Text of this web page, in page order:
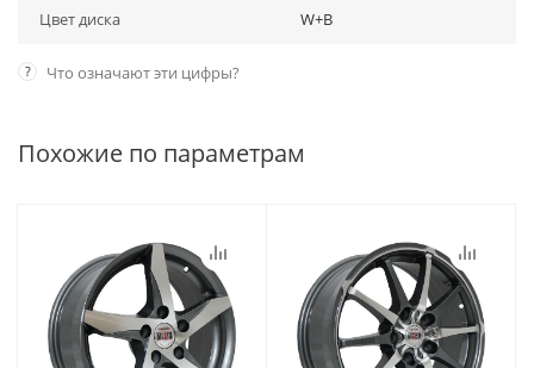
Цвет диска W+B
? Что означают эти цифры?
Похожие по параметрам